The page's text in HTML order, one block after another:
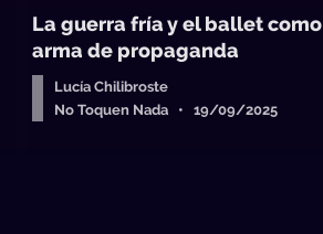
La guerra fría y el ballet como
arma de propaganda
Lucía Chilibroste
No Toquen Nada • 19/09/2025